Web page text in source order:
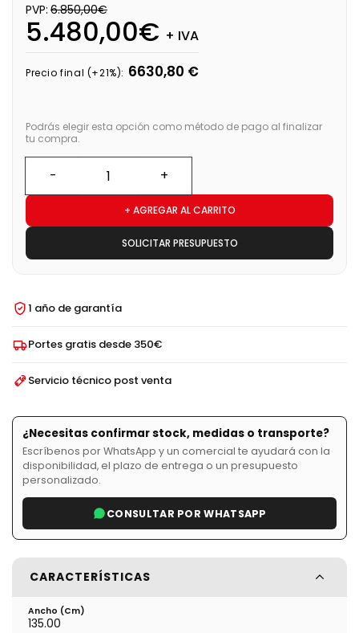
PVP: 6.850,00€
5.480,00€ + IVA
Precio final (+21%): 6630,80 €
Podrás elegir esta opción como método de pago al finalizar
tu compra.
+ AGREGAR AL CARRITO
SOLICITAR PRESUPUESTO
1 año de garantía
Portes gratis desde 350€
Servicio técnico post venta
¿Necesitas confirmar stock, medidas o transporte?
Escríbenos por WhatsApp y un comercial te ayudará con la
disponibilidad, el plazo de entrega o un presupuesto
personalizado.
CONSULTAR POR WHATSAPP
CARACTERÍSTICAS
Ancho (cm)
135.00